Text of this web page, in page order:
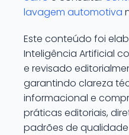
lavagem automotiva
Este conteúdo foi
Inteligência Artificial
e revisado
garantindo clareza
informacional e
práticas editoriais,
padrões de qualidade